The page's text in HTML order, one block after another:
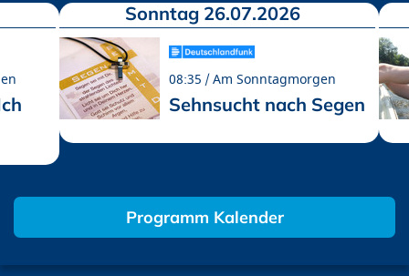
Sonntag 26.07.2026
08:35 Am Sonntagmorgen
Sehnsucht nach Segen
Programm Kalender